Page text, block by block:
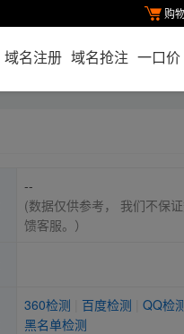
购
域名注册 域名抢注 一口价
--
(数据仅供参考， 我们不保
馈客服。）
360检测 百度检测
QQ检
黑名单检测